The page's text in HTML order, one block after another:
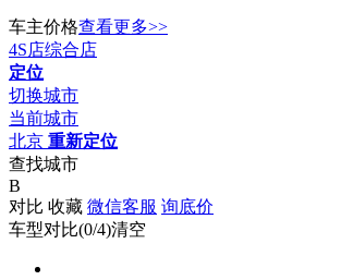
车主价格查看更多>>
4S店综合店
定位
切换城市
当前城市
北京 重新定位
查找城市
B
对比 收藏 微信客服 询底价
车型对比(0/4)清空